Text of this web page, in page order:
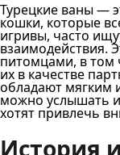
Турецкие ваны —
кошки, которые
игривы, часто
взаимодействия.
питомцами, в том
их в качестве
обладают мягким
можно услышать
хотят привлечь
История